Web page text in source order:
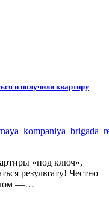
и получили квартиру
«под ключ»,
результату! Честно
—…